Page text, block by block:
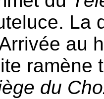
La
au
ramène
du